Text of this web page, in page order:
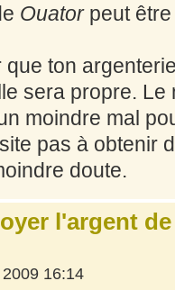
Ouatorpeut être
ton
sera propre.
moindre mal
pas à obtenir
doute.
l'argent
16:14